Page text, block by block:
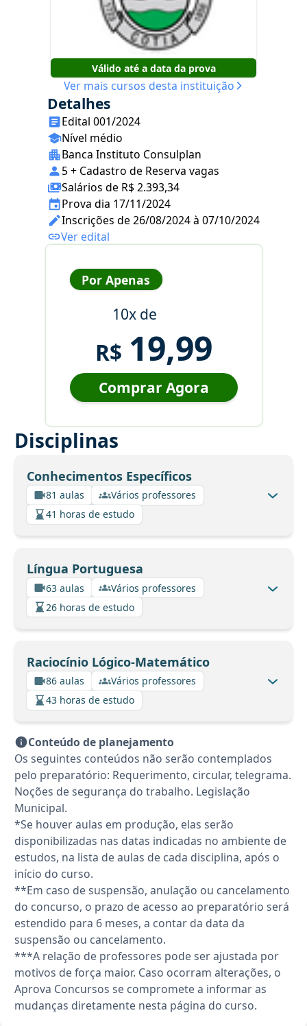
Válido até a data da prova
Ver mais cursos desta instituição
Detalhes
Edital 001/2024
Nível médio
Banca Instituto Consulplan
5 + Cadastro de Reserva vagas
Salários de R$ 2.393,34
Prova dia 17/11/2024
Inscrições de 26/08/2024 à 07/10/2024
Ver edital
Por Apenas
10x de
R$ 19,99
Comprar Agora
Disciplinas
Conhecimentos Específicos
81 aulas
Vários professores
41 horas de estudo
Língua Portuguesa
63 aulas
Vários professores
26 horas de estudo
Raciocínio Lógico-Matemático
86 aulas
Vários professores
43 horas de estudo
Conteúdo de planejamento
Os seguintes conteúdos não serão contemplados
pelo preparatório: Requerimento, circular, telegrama.
Noções de segurança do trabalho. Legislação
Municipal.
*Se houver aulas em produção, elas serão
disponibilizadas nas datas indicadas no ambiente de
estudos, na lista de aulas de cada disciplina, após o
início do curso.
**Em caso de suspensão, anulação ou cancelamento
do concurso, o prazo de acesso ao preparatório será
estendido para 6 meses, a contar da data da
suspensão ou cancelamento.
***A relação de professores pode ser ajustada por
motivos de força maior. Caso ocorram alterações, o
Aprova Concursos se compromete a informar as
mudanças diretamente nesta página do curso.